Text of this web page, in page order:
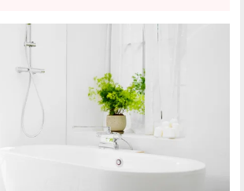
加盟業者数
相場の確認
希望しない こだわらない